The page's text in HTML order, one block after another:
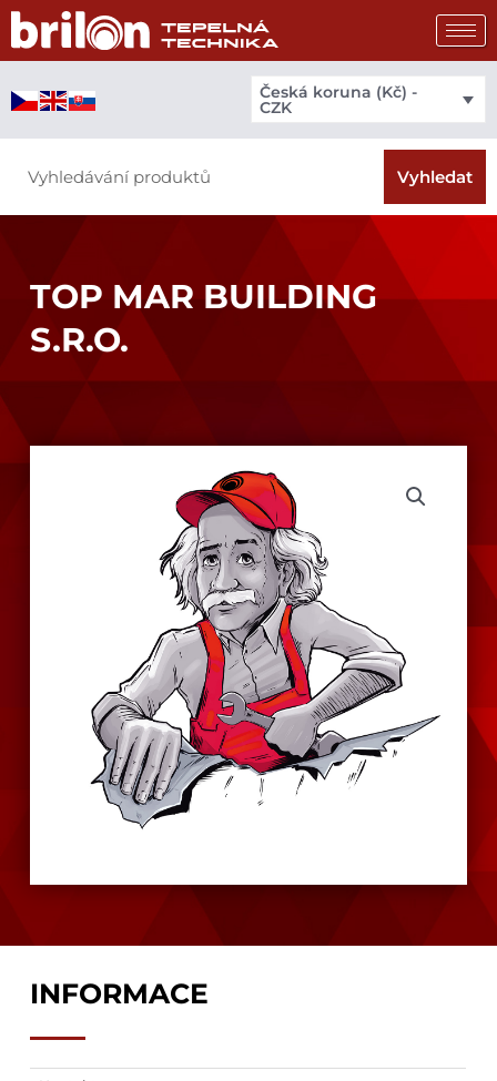
Přeskočit
obsah
Česká koruna (Kč) -
CZK
Vyhledat
TOP MAR BUILDING
S.R.O.
INFORMACE